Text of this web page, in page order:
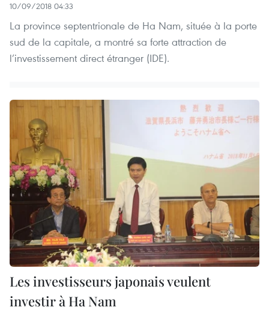
10/09/2018 04:33
La province septentrionale de Ha Nam, située à la porte
sud de la capitale, a montré sa forte attraction de
l’investissement direct étranger (IDE).
Les investisseurs japonais veulent
investir à Ha Nam